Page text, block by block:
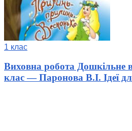
1 клас
Виховна робота Дошкільне
клас — Паронова В.І. Ідеї